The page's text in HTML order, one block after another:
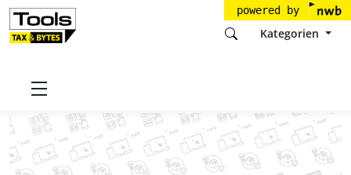
powered by
Kategorien
Startseite